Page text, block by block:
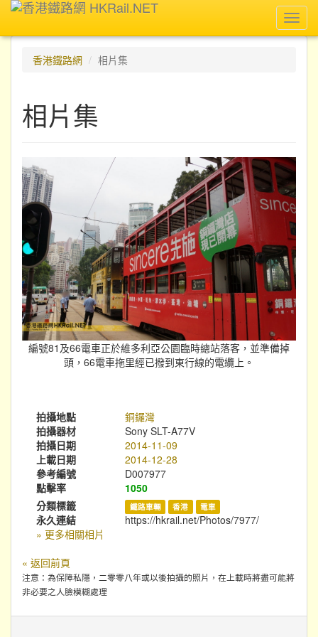
香港鐵路網
相片集
相片集
編號81及66電車正於維多利亞公園臨時總站落客，並準備掉
頭，66電車拖里經已撥到東行線的電纜上。
拍攝地點
銅鑼灣
拍攝器材
Sony SLT-A77V
拍攝日期
2014-11-09
上載日期
2014-12-28
參考編號
D007977
點擊率
1050
分類標籤
鐵路車輛 香港 電車
永久連結
https://hkrail.net/Photos/7977/
» 更多相關相片
« 返回前頁
注意：為保障私隱，二零零八年或以後拍攝的照片，在上載時將盡可能將
非必要之人臉模糊處理